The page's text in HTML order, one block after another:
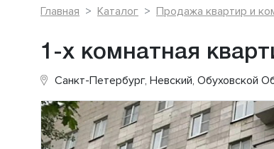
Главная Каталог Продажа квартир и
1-х комнатная
Санкт-Петербург, Невский, Обуховской